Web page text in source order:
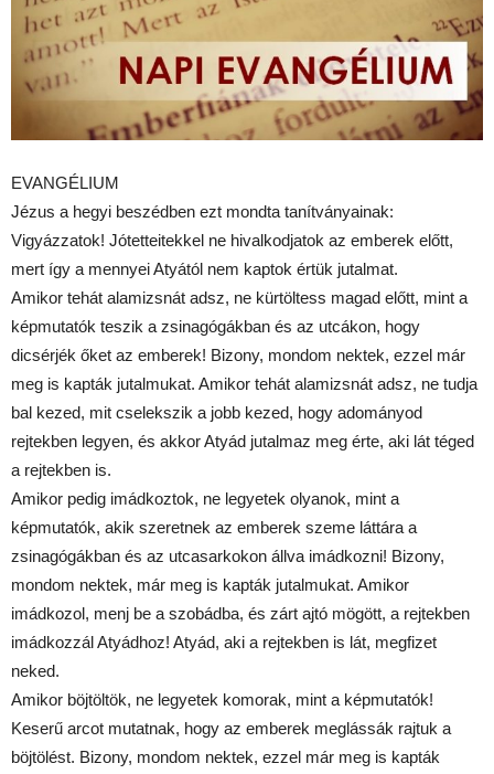
EVANGÉLIUM
Jézus a hegyi beszédben ezt mondta tanítványainak:
Vigyázzatok! Jótetteitekkel ne hivalkodjatok az emberek előtt,
mert így a mennyei Atyától nem kaptok értük jutalmat.
Amikor tehát alamizsnát adsz, ne kürtöltess magad előtt, mint a
képmutatók teszik a zsinagógákban és az utcákon, hogy
dicsérjék őket az emberek! Bizony, mondom nektek, ezzel már
meg is kapták jutalmukat. Amikor tehát alamizsnát adsz, ne tudja
bal kezed, mit cselekszik a jobb kezed, hogy adományod
rejtekben legyen, és akkor Atyád jutalmaz meg érte, aki lát téged
a rejtekben is.
Amikor pedig imádkoztok, ne legyetek olyanok, mint a
képmutatók, akik szeretnek az emberek szeme láttára a
zsinagógákban és az utcasarkokon állva imádkozni! Bizony,
mondom nektek, már meg is kapták jutalmukat. Amikor
imádkozol, menj be a szobádba, és zárt ajtó mögött, a rejtekben
imádkozzál Atyádhoz! Atyád, aki a rejtekben is lát, megfizet
neked.
Amikor böjtöltök, ne legyetek komorak, mint a képmutatók!
Keserű arcot mutatnak, hogy az emberek meglássák rajtuk a
böjtölést. Bizony, mondom nektek, ezzel már meg is kapták